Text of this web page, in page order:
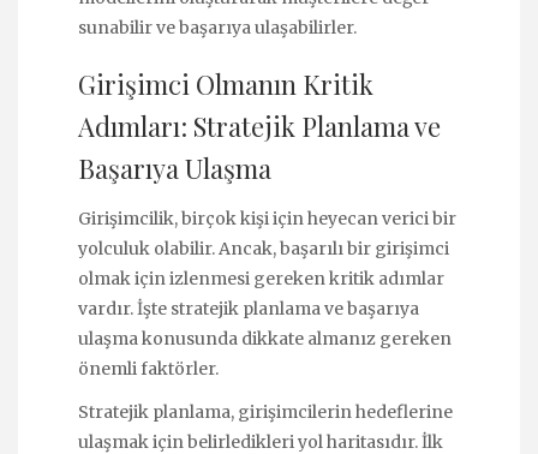
sunabilir ve başarıya ulaşabilirler.
Girişimci Olmanın Kritik
Adımları: Stratejik Planlama ve
Başarıya Ulaşma
Girişimcilik, birçok kişi için heyecan verici bir
yolculuk olabilir. Ancak, başarılı bir girişimci
olmak için izlenmesi gereken kritik adımlar
vardır. İşte stratejik planlama ve başarıya
ulaşma konusunda dikkate almanız gereken
önemli faktörler.
Stratejik planlama, girişimcilerin hedeflerine
ulaşmak için belirledikleri yol haritasıdır. İlk